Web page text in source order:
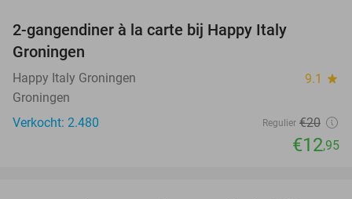
2-gangendiner à la carte bij Happy Italy
Groningen
Happy Italy Groningen 9.1 star
Groningen
Verkocht: 2.480
Regulier €20
€12,95